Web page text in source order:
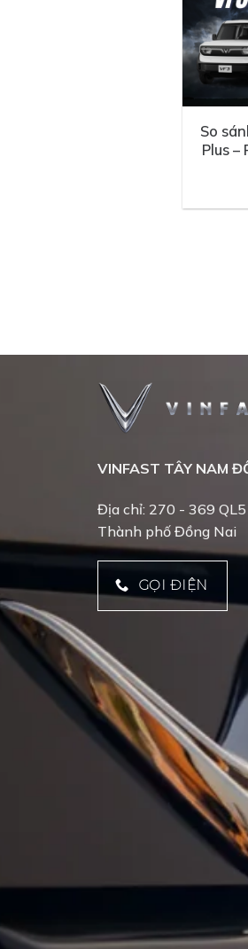
So
Plus –
VINFAST TÂY NAM
Địa chỉ: 270 - 369
Thành phố Đồng Nai
GỌI ĐIỆN